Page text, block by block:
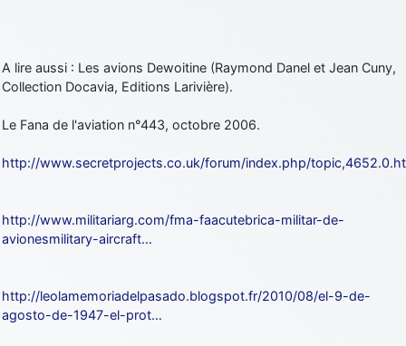
A lire aussi : Les avions Dewoitine (Raymond Danel et Jean Cuny,
Collection Docavia, Editions Larivière).
Le Fana de l'aviation n°443, octobre 2006.
http://www.secretprojects.co.uk/forum/index.php/
http://www.militariarg.com/fma-faacutebrica-militar-de-
avionesmilitary-aircraft…
http://leolamemoriadelpasado.blogspot.fr/2010/08/el-9-de-
agosto-de-1947-el-prot…